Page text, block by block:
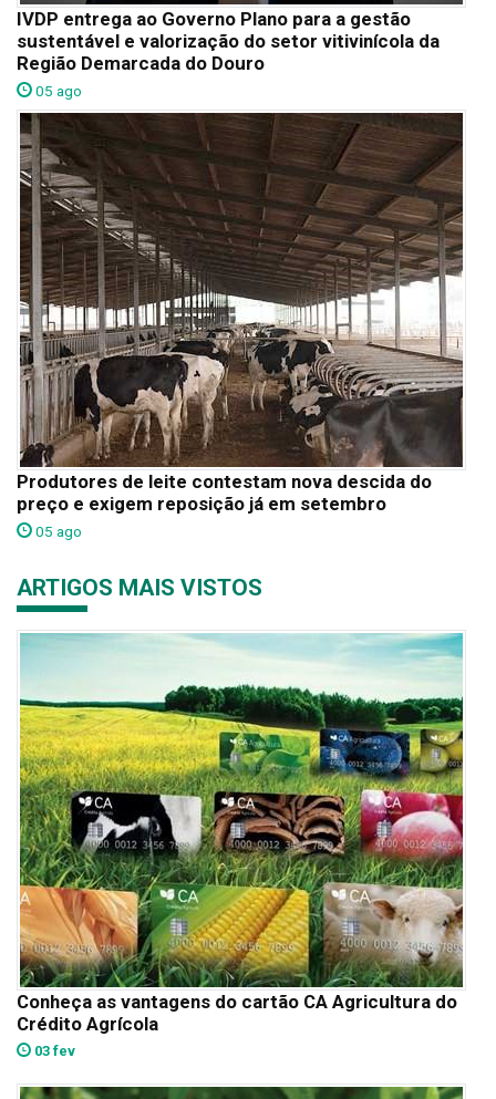
IVDP entrega ao Governo Plano para a gestão
sustentável e valorização do setor vitivinícola da
Região Demarcada do Douro
05 ago
Produtores de leite contestam nova descida do
preço e exigem reposição já em setembro
05 ago
ARTIGOS MAIS VISTOS
Conheça as vantagens do cartão CA Agricultura do
Crédito Agrícola
03 fev